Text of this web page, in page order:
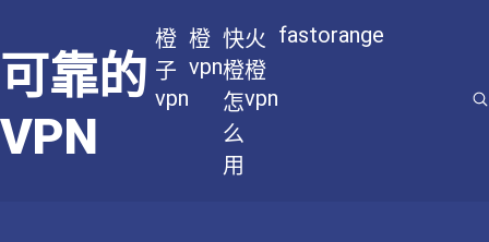
可靠的
VPN
橙
子
vpn
橙
vpn
快
橙
怎
么
用
火
橙
vpn
fastorange